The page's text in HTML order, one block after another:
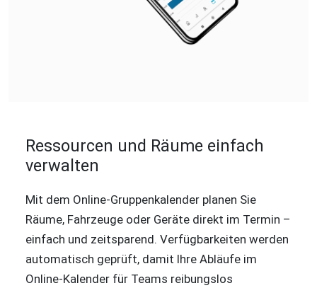
Ressourcen und Räume einfach
verwalten
Mit dem Online-Gruppenkalender planen Sie
Räume, Fahrzeuge oder Geräte direkt im Termin –
einfach und zeitsparend. Verfügbarkeiten werden
automatisch geprüft, damit Ihre Abläufe im
Online-Kalender für Teams reibungslos